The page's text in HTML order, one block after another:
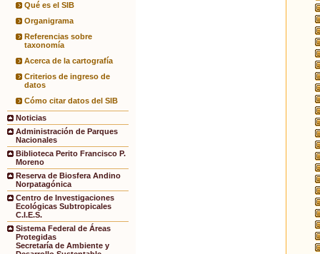
Qué es el SIB
Organigrama
Referencias sobre
taxonomía
Acerca de la cartografía
Criterios de ingreso de
datos
Cómo citar datos del SIB
Noticias
Administración de Parques
Nacionales
Biblioteca Perito Francisco P.
Moreno
Reserva de Biosfera Andino
Norpatagónica
Centro de Investigaciones
Ecológicas Subtropicales
C.I.E.S.
Sistema Federal de Áreas
Protegidas
Secretaría de Ambiente y